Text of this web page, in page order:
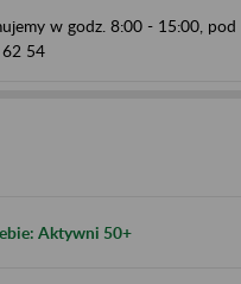
w godz. 8:00 - 15:00,
54
Aktywni 50+